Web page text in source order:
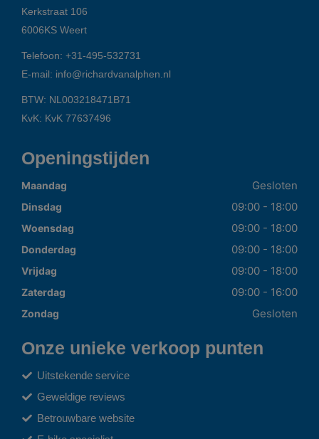
Kerkstraat 106
6006KS Weert
Telefoon: +31-495-532731
E-mail: info@richardvanalphen.nl
BTW: NL003218471B71
KvK: KvK 77637496
Openingstijden
Maandag Gesloten
Dinsdag 09:00 - 18:00
Woensdag 09:00 - 18:00
Donderdag 09:00 - 18:00
Vrijdag 09:00 - 18:00
Zaterdag 09:00 - 16:00
Zondag Gesloten
Onze unieke verkoop punten
Uitstekende service
Geweldige reviews
Betrouwbare website